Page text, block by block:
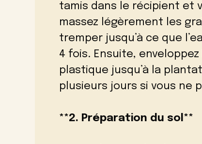
tamis dans le récipient et
massez légèrement les
tremper jusqu’à ce que
4 fois. Ensuite,
plastique jusqu’à la
plusieurs jours si vous ne
**2. Préparation du sol**